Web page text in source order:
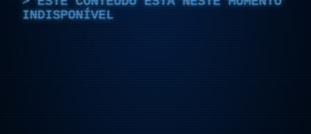
INDISPONÍVEL